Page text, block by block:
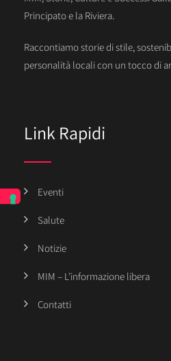
Principato e la Riviera.
Raccontiamo storie di stile,
personalità locali con un tocco di
Link Rapidi
Eventi
Salute
Notizie
MIM – L’informazione libera
Contatti